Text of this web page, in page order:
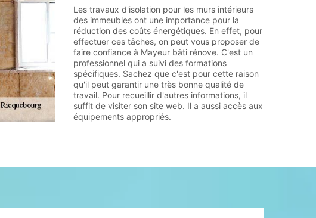
Les travaux d'isolation pour les murs intérieurs
des immeubles ont une importance pour la
réduction des coûts énergétiques. En effet, pour
effectuer ces tâches, on peut vous proposer de
faire confiance à Mayeur bâti rénove. C'est un
professionnel qui a suivi des formations
spécifiques. Sachez que c'est pour cette raison
qu'il peut garantir une très bonne qualité de
travail. Pour recueillir d'autres informations, il
suffit de visiter son site web. Il a aussi accès aux
équipements appropriés.